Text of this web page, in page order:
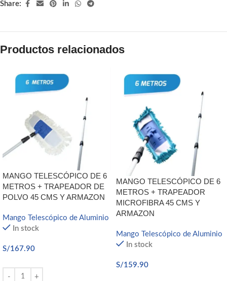
Share:
Productos relacionados
MANGO TELESCÓPICO DE 6
METROS + TRAPEADOR DE
POLVO 45 CMS Y ARMAZON
Mango Telescópico de Aluminio
In stock
S/167.90
MANGO TELESCÓPICO DE 6
METROS + TRAPEADOR
MICROFIBRA 45 CMS Y
ARMAZON
Mango Telescópico de Aluminio
In stock
S/159.90